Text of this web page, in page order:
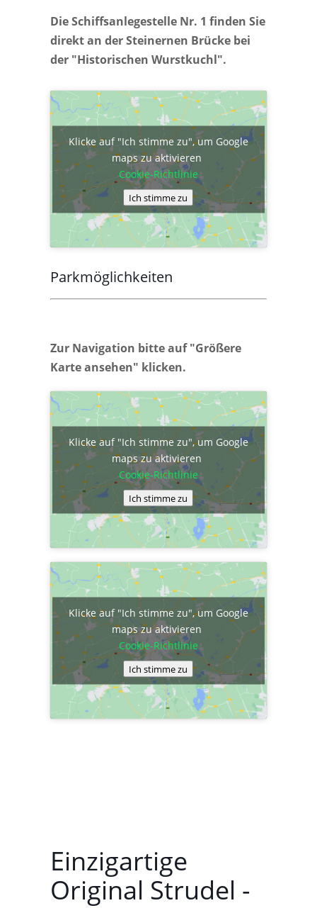
Die Schiffsanlegestelle Nr. 1 finden Sie
direkt an der Steinernen Brücke bei
der "Historischen Wurstkuchl".
Klicke auf "Ich stimme zu", um Google
maps zu aktivieren
Cookie-Richtlinie
Ich stimme zu
Parkmöglichkeiten
Zur Navigation bitte auf "Größere
Karte ansehen" klicken.
Klicke auf "Ich stimme zu", um Google
maps zu aktivieren
Cookie-Richtlinie
Ich stimme zu
Klicke auf "Ich stimme zu", um Google
maps zu aktivieren
Cookie-Richtlinie
Ich stimme zu
Einzigartige
Original Strudel -